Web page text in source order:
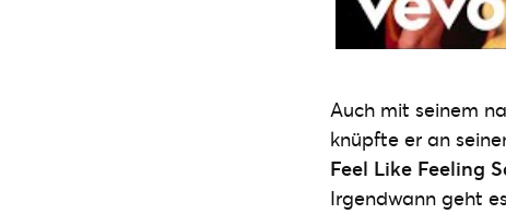
Auch mit seinem
knüpfte er an
Feel Like Feeling
Irgendwann geht